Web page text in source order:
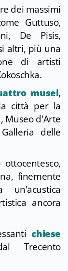
dei massimi
Guttuso,
De Pisis,
altri, più una
di artisti
musei,
città per la
Museo d'Arte
delle
finemente
ancora
chiese
Trecento